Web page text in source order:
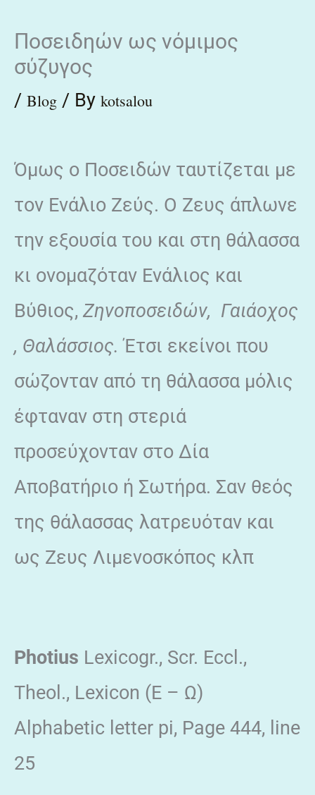
content
Ποσειδηών ως νόμιμος
σύζυγος
/ Blog / By kotsalou
Όμως ο Ποσειδών ταυτίζεται με
τον Ενάλιο Ζεύς. Ο Ζευς άπλωνε
την εξουσία του και στη θάλασσα
κι ονομαζόταν Ενάλιος και
Βύθιος, Zηνοποσειδών, Γαιάοχος
, Θαλάσσιος.Έτσι εκείνοι που
σώζονταν από τη θάλασσα μόλις
έφταναν στη στεριά
προσεύχονταν στο Δία
Αποβατήριο ή Σωτήρα. Σαν θεός
της θάλασσας λατρευόταν και
ως Ζευς Λιμενοσκόπος κλπ
Photius Lexicogr., Scr. Eccl.,
Theol., Lexicon (Ε – Ω)
Alphabetic letter pi, Page 444, line
25